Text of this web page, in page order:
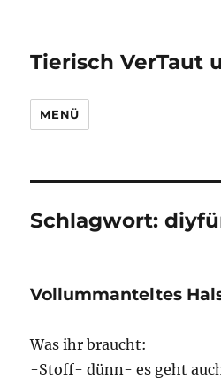
Tierisch VerTaut
MENÜ
Schlagwort:
Vollummanteltes
Was ihr braucht:
-Stoff- dünn- es geht